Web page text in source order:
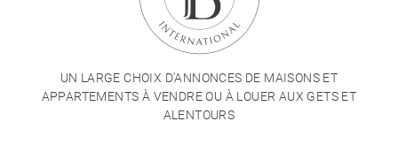
UN LARGE CHOIX D'ANNONCES DE MAISONS ET
APPARTEMENTS À VENDRE OU À LOUER AUX GETS ET
ALENTOURS